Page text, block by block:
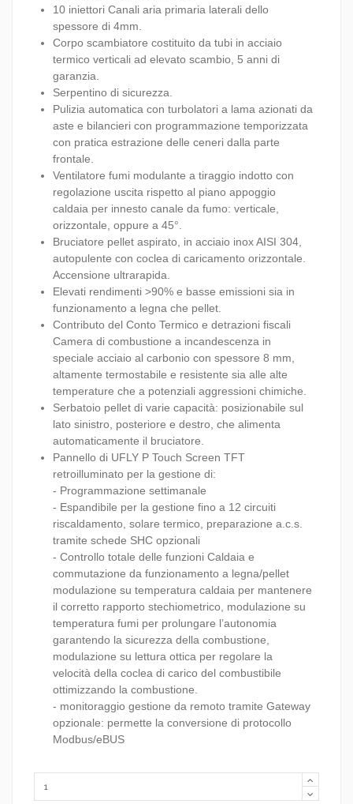
10 iniettori Canali aria primaria laterali dello
spessore di 4mm.
Corpo scambiatore costituito da tubi in acciaio
termico verticali ad elevato scambio, 5 anni di
garanzia.
Serpentino di sicurezza.
Pulizia automatica con turbolatori a lama azionati da
aste e bilancieri con programmazione temporizzata
con pratica estrazione delle ceneri dalla parte
frontale.
Ventilatore fumi modulante a tiraggio indotto con
regolazione uscita rispetto al piano appoggio
caldaia per innesto canale da fumo: verticale,
orizzontale, oppure a 45°.
Bruciatore pellet aspirato, in acciaio inox AISI 304,
autopulente con coclea di caricamento orizzontale.
Accensione ultrarapida.
Elevati rendimenti >90% e basse emissioni sia in
funzionamento a legna che pellet.
Contributo del Conto Termico e detrazioni fiscali
Camera di combustione a incandescenza in
speciale acciaio al carbonio con spessore 8 mm,
altamente termostabile e resistente sia alle alte
temperature che a potenziali aggressioni chimiche.
Serbatoio pellet di varie capacità: posizionabile sul
lato sinistro, posteriore e destro, che alimenta
automaticamente il bruciatore.
Pannello di UFLY P Touch Screen TFT
retroilluminato per la gestione di:
- Programmazione settimanale
- Espandibile per la gestione fino a 12 circuiti
riscaldamento, solare termico, preparazione a.c.s.
tramite schede SHC opzionali
- Controllo totale delle funzioni Caldaia e
commutazione da funzionamento a legna/pellet
modulazione su temperatura caldaia per mantenere
il corretto rapporto stechiometrico, modulazione su
temperatura fumi per prolungare l’autonomia
garantendo la sicurezza della combustione,
modulazione su lettura ottica per regolare la
velocità della coclea di carico del combustibile
ottimizzando la combustione.
- monitoraggio gestione da remoto tramite Gateway
opzionale: permette la conversione di protocollo
Modbus/eBUS